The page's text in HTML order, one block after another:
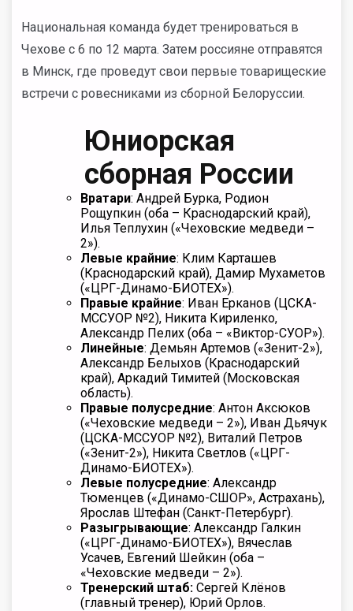
Национальная команда будет тренироваться в
Чехове с 6 по 12 марта. Затем россияне отправятся
в Минск, где проведут свои первые товарищеские
встречи с ровесниками из сборной Белоруссии.
Юниорская
сборная России
Вратари: Андрей Бурка, Родион
Рощупкин (оба – Краснодарский край),
Илья Теплухин («Чеховские медведи –
2»).
Левые крайние: Клим Карташев
(Краснодарский край), Дамир Мухаметов
(«ЦРГ-Динамо-БИОТЕХ»).
Правые крайние: Иван Ерканов (ЦСКА-
МССУОР №2), Никита Кириленко,
Александр Пелих (оба – «Виктор-СУОР»).
Линейные: Демьян Артемов («Зенит-2»),
Александр Белыхов (Краснодарский
край), Аркадий Тимитей (Московская
область).
Правые полусредние: Антон Аксюков
(«Чеховские медведи – 2»), Иван Дьячук
(ЦСКА-МССУОР №2), Виталий Петров
(«Зенит-2»), Никита Светлов («ЦРГ-
Динамо-БИОТЕХ»).
Левые полусредние: Александр
Тюменцев («Динамо-СШОР», Астрахань),
Ярослав Штефан (Санкт-Петербург).
Разыгрывающие: Александр Галкин
(«ЦРГ-Динамо-БИОТЕХ»), Вячеслав
Усачев, Евгений Шейкин (оба –
«Чеховские медведи – 2»).
Тренерский штаб: Сергей Клёнов
(главный тренер), Юрий Орлов.